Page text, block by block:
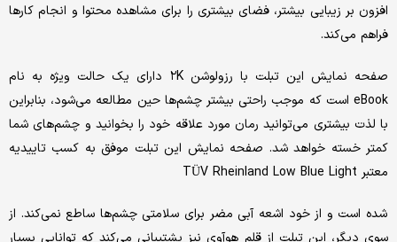
افزون بر زیبایی بیشتر، فضای بیشتری را برای مشاهده محتوا و انجام کارها
فراهم می‌کند.
صفحه نمایش این تبلت با رزولوشن ۲K دارای یک حالت ویژه به نام
eBook است که موجب راحتی بیشتر چشم‌ها حین مطالعه می‌شود، بنابراین
با لذت بیشتری می‌توانید رمان مورد علاقه خود را بخوانید و چشم‌های شما
کمتر خسته خواهد شد. صفحه نمایش این تبلت موفق به کسب تاییدیه
معتبر TÜV Rheinland Low Blue Light
شده است و از خود اشعه آبی مضر برای سلامتی چشم‌ها ساطع نمی‌کند. از
سوی دیگر، این تبلت از قلم هوآوی نیز پشتیبانی می‌کند که توانایی بسیار